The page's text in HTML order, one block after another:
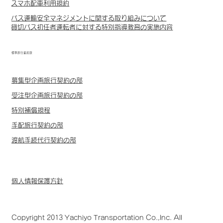
スマホ配車利用規約
バス運輸安全マネジメントに関する取り組みについて
貸切バス初任者運転者に対する特別指導教育の実施内容
標準旅行業約款
募集型企画旅行契約の部
受注型企画旅行契約の部
特別補償規程
手配旅行契約の部
渡航手続代行契約の部
個人情報保護方針
Copyright 2013 Yachiyo Transportation Co.,Inc. All